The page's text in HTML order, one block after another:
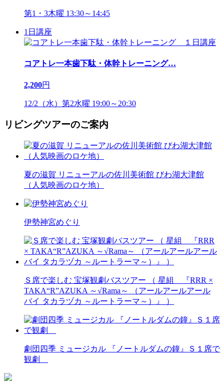
第1・3木曜 13:30～14:45
1日講座
コアトレ一本歯下駄・体幹トレーニング…
2,200円
12/2（水）第2水曜 19:00～20:30
リビングツアーのご案内
夏の滋賀 リニューアルの佐川美術館 びわ湖大津館
（人気映画のロケ地）
伊勢神宮めぐり
Ｓ席で楽しむ 宝塚観劇バスツアー （ 星組 『RRR ×
TAKA“R”AZUKA ～√Rama～ （アールアールアール
バイ タカラヅカ ～ルートラーマ～）』 ）
劇団四季 ミュージカル 『ノートルダムの鐘』Ｓ１席で
観劇